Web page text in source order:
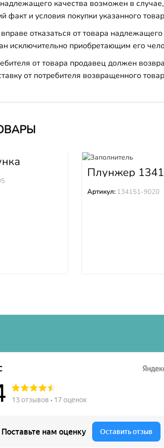
качества возможен в
факт и условия покупки указанного
отказаться от товара
исключительно приобретающим его
от товара продавец должен
от потребителя возвращенного
Плунжер
Артикул: 134151-9020